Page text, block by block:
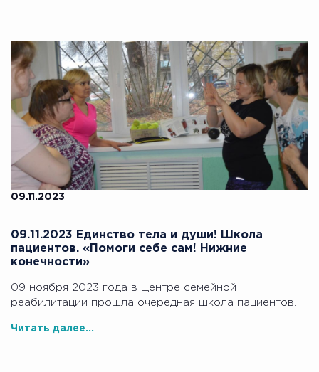
09.11.2023
09.11.2023 Единство тела и души! Школа
пациентов. «Помоги себе сам! Нижние
конечности»
09 ноября 2023 года в Центре семейной
реабилитации прошла очередная школа пациентов.
Читать далее...